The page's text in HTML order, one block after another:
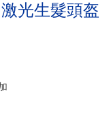
光生髮頭盔